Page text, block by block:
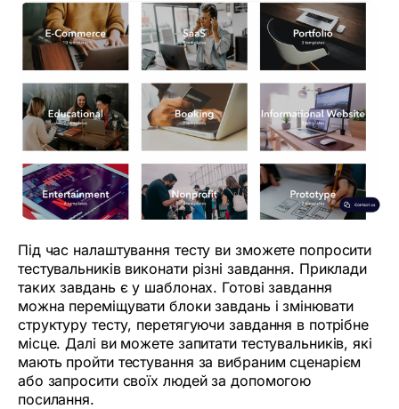
Під час налаштування тесту ви зможете попросити
тестувальників виконати різні завдання. Приклади
таких завдань є у шаблонах. Готові завдання
можна переміщувати блоки завдань і змінювати
структуру тесту, перетягуючи завдання в потрібне
місце. Далі ви можете запитати тестувальників, які
мають пройти тестування за вибраним сценарієм
або запросити своїх людей за допомогою
посилання.